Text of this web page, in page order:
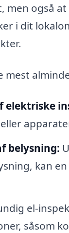
men også
i dit
mest
elektriske
belysning:
kan
el-
såsom